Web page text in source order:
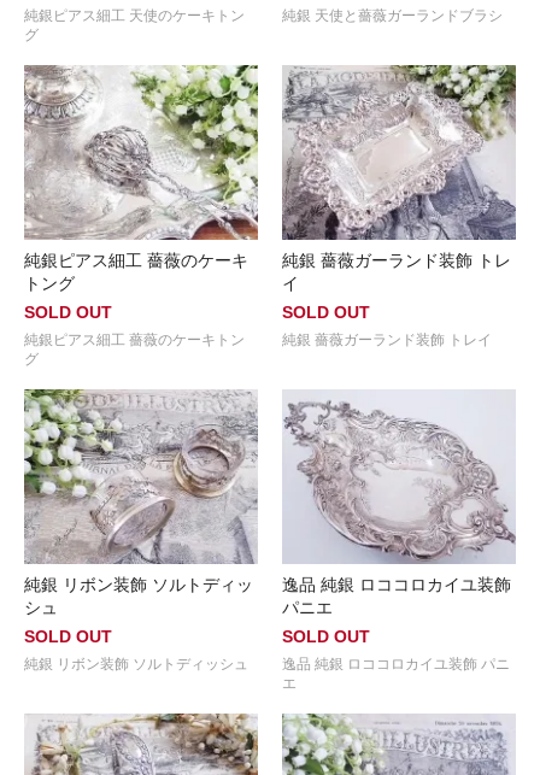
純銀ピアス細工 天使のケーキトン
グ
純銀 天使と薔薇ガーランドブラシ
純銀ピアス細工 薔薇のケーキ
トング
SOLD OUT
純銀ピアス細工 薔薇のケーキトン
グ
純銀 薔薇ガーランド装飾 トレ
イ
SOLD OUT
純銀 薔薇ガーランド装飾 トレイ
純銀 リボン装飾 ソルトディッ
シュ
SOLD OUT
純銀 リボン装飾 ソルトディッシュ
逸品 純銀 ロココロカイユ装飾
パニエ
SOLD OUT
逸品 純銀 ロココロカイユ装飾 パニ
エ